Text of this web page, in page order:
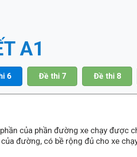
A1
6 Đề thi 7 Đề thi 8
của phần đường xe chạy được
đường, có bề rộng đủ cho xe